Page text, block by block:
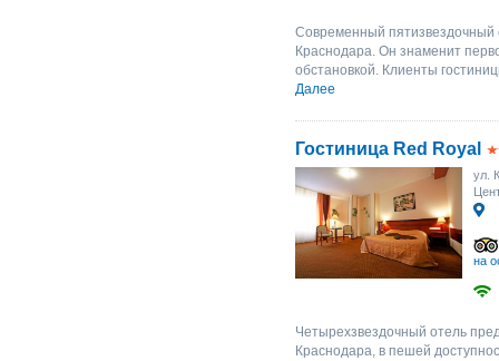
Современный пятизвездочный
Краснодара. Он знаменит
обстановкой. Клиенты
Далее
Гостиница Red Royal
ул.
на
Четырехзвездочный отель
Краснодара, в пешей